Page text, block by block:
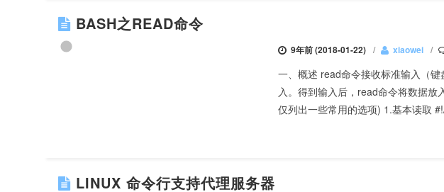
BASH之READ命令
9年前 (2018-01-22) xiaowei
一、概述 read命令接收标准输入（
入。得到输入后，read命令将数据放
仅列出一些常用的选项) 1.基本读取
LINUX 命令行支持代理服务器